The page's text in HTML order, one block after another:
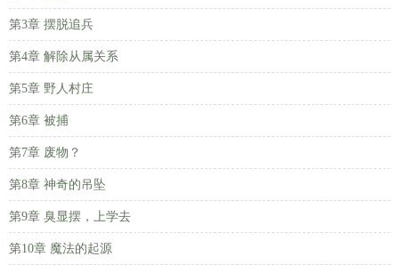
第3章 摆脱追兵
第4章 解除从属关系
第5章 野人村庄
第6章 被捕
第7章 废物？
第8章 神奇的吊坠
第9章 臭显摆，上学去
第10章 魔法的起源